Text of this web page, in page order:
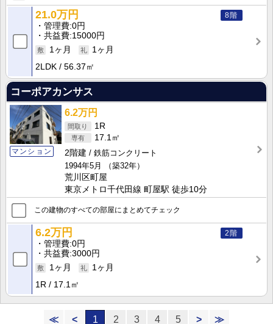
8階
21.0万円
管理費 0円
共益費 15000円
1ヶ月
1ヶ月
2LDK
56.37㎡
コーポアカンサス
マンション
6.2万円
1R
17.1㎡
2階建
鉄筋コンクリート
1994年5月
（築32年）
荒川区町屋
東京メトロ千代田線 町屋駅 徒歩10分
この建物のすべての部屋にまとめてチェック
2階
6.2万円
管理費 0円
共益費 3000円
1ヶ月
1ヶ月
1R
17.1㎡
≪ < 1 2 3 4 5 > ≫